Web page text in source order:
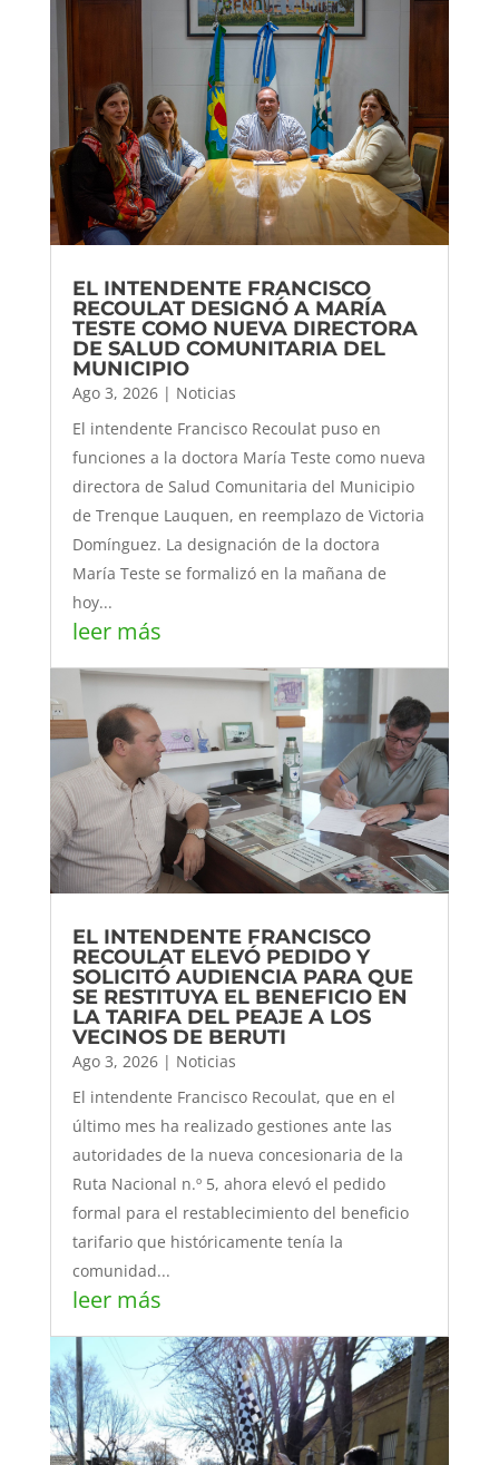
EL INTENDENTE FRANCISCO
RECOULAT DESIGNÓ A MARÍA
TESTE COMO NUEVA DIRECTORA
DE SALUD COMUNITARIA DEL
MUNICIPIO
Ago 3, 2026| Noticias
El intendente Francisco Recoulat puso en
funciones a la doctora María Teste como nueva
directora de Salud Comunitaria del Municipio
de Trenque Lauquen, en reemplazo de Victoria
Domínguez. La designación de la doctora
María Teste se formalizó en la mañana de
hoy...
leer más
EL INTENDENTE FRANCISCO
RECOULAT ELEVÓ PEDIDO Y
SOLICITÓ AUDIENCIA PARA QUE
SE RESTITUYA EL BENEFICIO EN
LA TARIFA DEL PEAJE A LOS
VECINOS DE BERUTI
Ago 3, 2026| Noticias
El intendente Francisco Recoulat, que en el
último mes ha realizado gestiones ante las
autoridades de la nueva concesionaria de la
Ruta Nacional n.º 5, ahora elevó el pedido
formal para el restablecimiento del beneficio
tarifario que históricamente tenía la
comunidad...
leer más